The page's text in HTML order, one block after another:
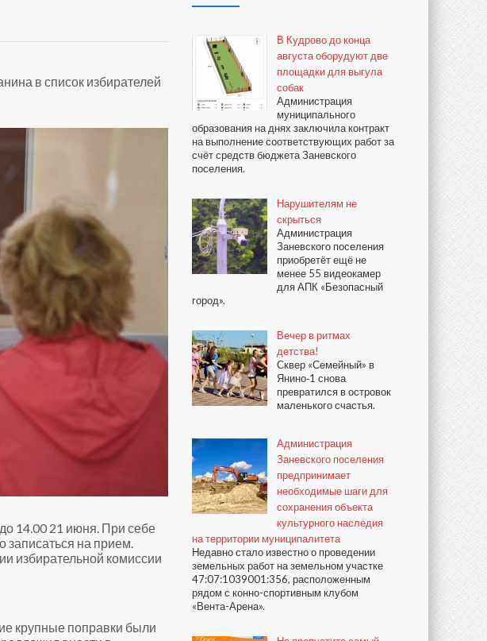
в список избирателей
14.00 21 июня. При себе
записаться на прием.
избирательной комиссии
крупные поправки были
В Кудрово до конца
августа оборудуют две
площадки для выгула
собак
Администрация
муниципального
образования на днях заключила контракт
на выполнение соответствующих работ за
счёт средств бюджета Заневского
поселения.
Нарушителям не
скрыться
Администрация
Заневского поселения
приобретёт ещё не
менее 55 видеокамер
для АПК «Безопасный
город».
Вечер в ритмах
детства!
Сквер «Семейный» в
Янино‑1 снова
превратился в островок
маленького счастья.
Администрация
Заневского поселения
предпринимает
необходимые шаги для
сохранения объекта
культурного наследия
на территории муниципалитета
Недавно стало известно о проведении
земельных работ на земельном участке
47:07:1039001:356, расположенным
рядом с конно-спортивным клубом
«Вента-Арена».